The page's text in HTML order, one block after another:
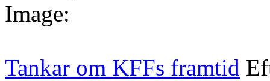
Image:
Tankar om KFFs framtid